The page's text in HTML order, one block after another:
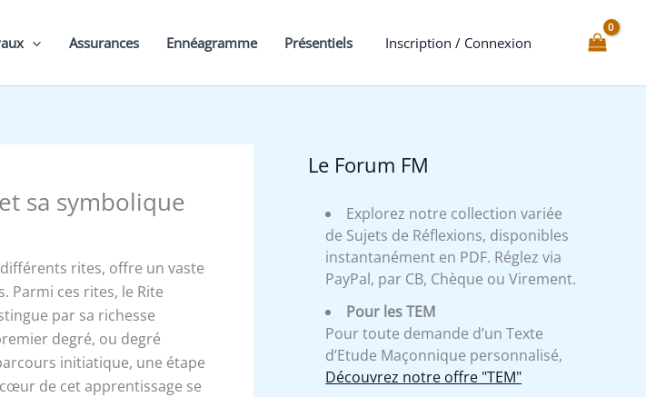
Assurances Ennéagramme Présentiels Inscription / Connexion
sa symbolique
rites, offre un vaste
Parmi ces rites, le Rite
par sa richesse
degré, ou degré
initiatique, une étape
de cet apprentissage se
Le Forum FM
Explorez notre collection variée
de Sujets de Réflexions, disponibles
instantanément en PDF. Réglez via
PayPal, par CB, Chèque ou Virement.
Pour les TEM
Pour toute demande d’un Texte
d’Etude Maçonnique personnalisé,
Découvrez notre offre "TEM"
de
et